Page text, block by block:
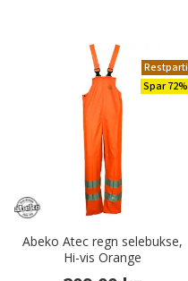
Restparti
Spar 72%
Abeko Atec regn selebukse,
Hi-vis Orange